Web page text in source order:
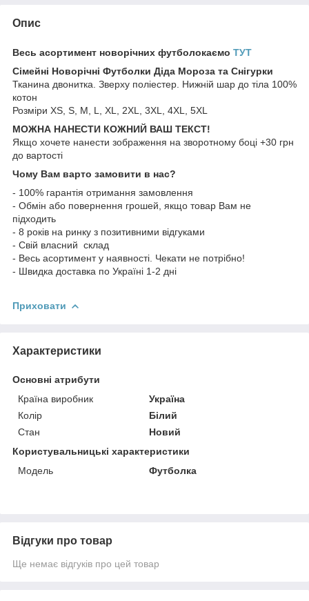
Опис
Весь асортимент новорічних футболокаємо ТУТ
Сімейні Новорічні Футболки Діда Мороза та Снігурки
Тканина двонитка. Зверху поліестер. Нижній шар до тіла 100%
котон
Розміри XS, S, M, L, XL, 2XL, 3XL, 4XL, 5XL
МОЖНА НАНЕСТИ КОЖНИЙ ВАШ ТЕКСТ!
Якщо хочете нанести зображення на зворотному боці +30 грн
до вартості
Чому Вам варто замовити в нас?
- 100% гарантія отримання замовлення
- Обмін або повернення грошей, якщо товар Вам не
підходить
- 8 років на ринку з позитивними відгуками
- Свій власний склад
- Весь асортимент у наявності. Чекати не потрібно!
- Швидка доставка по Україні 1-2 дні
Приховати
Характеристики
Основні атрибути
Країна виробник
Україна
Колір
Білий
Стан
Новий
Користувальницькі характеристики
Модель
Футболка
Відгуки про товар
Ще немає відгуків про цей товар